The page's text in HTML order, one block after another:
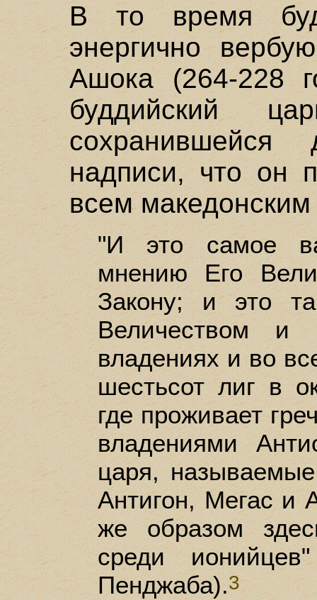
В то время
энергично
Ашока (264-228
буддийский
надписи, что он
всем
"И это самое
мнению Его
Закону; и это
Величеством и
владениях и во
шестьсот лиг в
где проживает
владениями
царя,
Антигон, Мегас и
же образом
среди
Пенджаба).3